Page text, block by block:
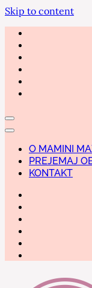
Skip to content
O MAMINI
PREJEMAJ
KONTAKT